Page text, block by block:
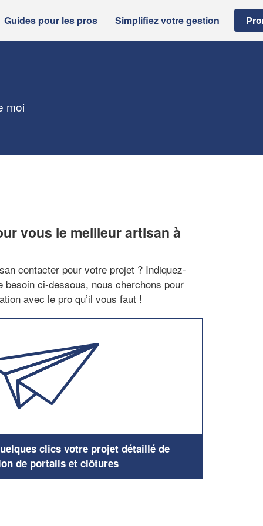
Guides pour les pros Simplifiez votre gestion
moi
vous le meilleur artisan à
contacter pour votre projet ? Indiquez-
besoin ci-dessous, nous cherchons pour
avec le pro qu’il vous faut !
clics votre projet détaillé de
de portails et clôtures